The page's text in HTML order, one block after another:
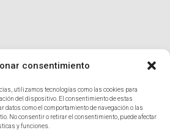
consentimiento
utilizamos tecnologías como las cookies para
del dispositivo. El consentimiento de estas
datos como el comportamiento de navegación o las
No consentir o retirar el consentimiento, puede afectar
y funciones.